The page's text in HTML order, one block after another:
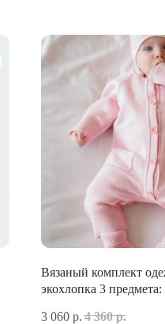
Вязаный комплект
экохлопка 3
3 060 р. 4 360 р.